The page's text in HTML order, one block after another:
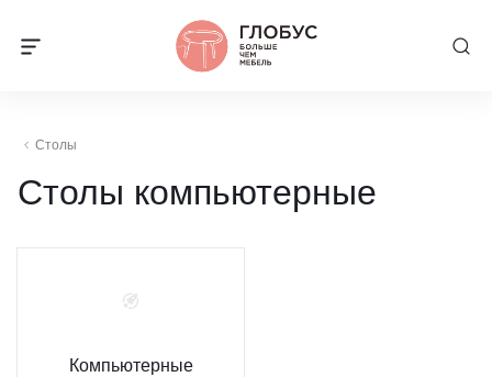
Столы
Столы компьютерные
Компьютерные